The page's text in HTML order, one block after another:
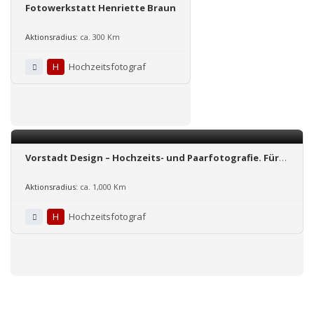
Fotowerkstatt Henriette Braun
Aktionsradius: ca. 300 Km
H Hochzeitsfotograf
Vorstadt Design – Hochzeits- und Paarfotografie. Für
Aktionsradius: ca. 1,000 Km
H Hochzeitsfotograf